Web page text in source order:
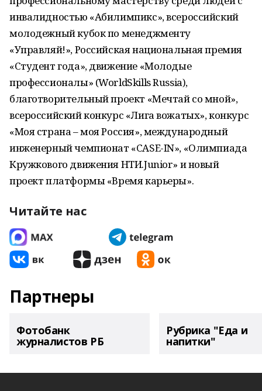
инвалидностью «Абилимпикс», всероссийский
молодежный кубок по менеджменту
«Управляй!», Российская национальная премия
«Студент года», движение «Молодые
профессионалы» (WorldSkills Russia),
благотворительный проект «Мечтай со мной»,
всероссийский конкурс «Лига вожатых», конкурс
«Моя страна – моя Россия», международный
инженерный чемпионат «CASE-IN», «Олимпиада
Кружкового движения НТИ.Junior» и новый
проект платформы «Время карьеры».
Читайте нас
Партнеры
Фотобанк
журналистов РБ
Рубрика "Еда и
напитки"